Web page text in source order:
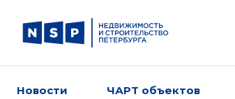
Новости ЧАРТ объектов